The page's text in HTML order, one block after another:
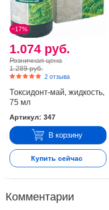
−17%
1.074 руб.
Розничная цена
1.289 руб.
2 отзыва
Токсидонт-май, жидкость,
75 мл
Артикул: 347
В корзину
Купить сейчас
Комментарии